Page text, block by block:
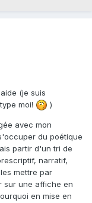
(je suis
moi!
)
avec mon
du poétique
partir d'un tri de
narratif,
mettre par
sur une affiche en
en mise en